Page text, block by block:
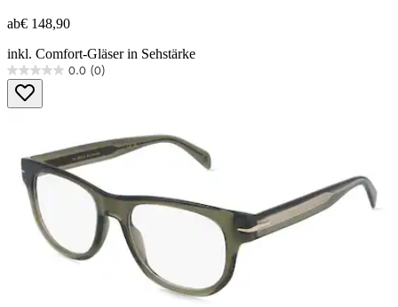
ab€ 148,90
inkl. Comfort-Gläser in Sehstärke
0.0 (0)
0.0
von
5